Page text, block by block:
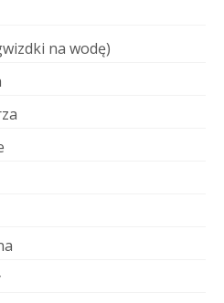
na wodę)